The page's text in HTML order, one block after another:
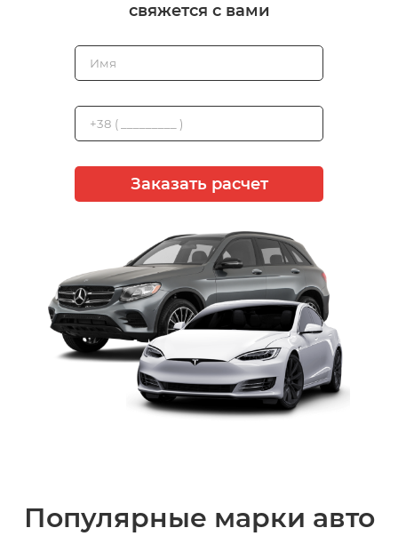
свяжется с вами
Заказать расчет
Популярные марки авто